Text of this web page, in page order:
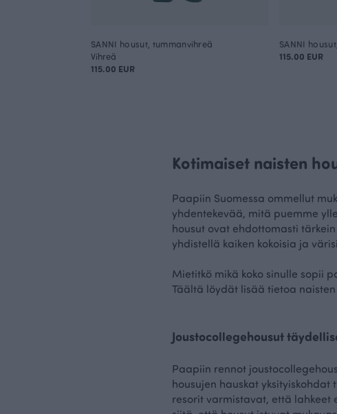
SANNI housut, tummanvihreä
Vihreä
115.00 EUR
SANNI
115.00 EUR
Kotimaiset naisten
Paapiin Suomessa ommellut
yhdentekevää, mitä puemme
housut ovat ehdottomasti
yhdistellä kaiken kokoisia ja
Mietitkö mikä koko sinulle sopii
Täältä löydät lisää tietoa
Joustocollegehousut
Paapiin rennot
housujen hauskat
resorit varmistavat, että lahkeet